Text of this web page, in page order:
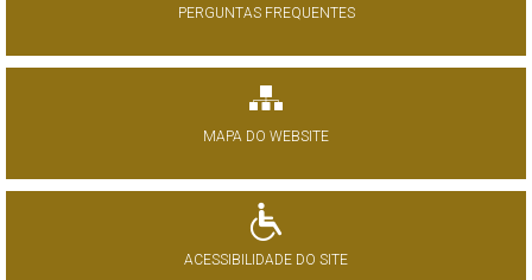
PERGUNTAS FREQUENTES
MAPA DO WEBSITE
ACESSIBILIDADE DO SITE